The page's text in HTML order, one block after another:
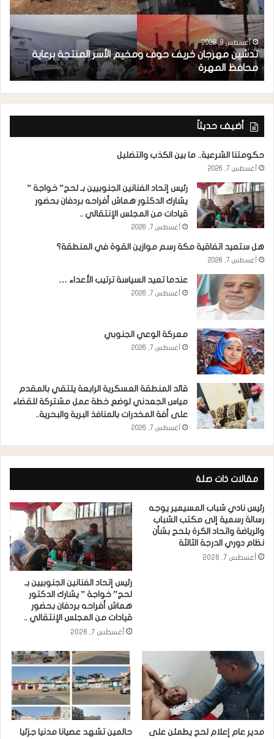
أغسطس 8, 2026
تدشين مهرجان خريف حوف ومخيم الأسر المنتجة برعاية
محافظ المهرة
أضيف حديثاً
حكومتنا الشرعية.. ما بين الكذب والتضليل
أغسطس 7, 2026
رئيس إتحاد الفنانين الجنوبيين بـ لحج” خواجة ”
يشارك الدكتور هماش أفراحه بردفان بحضور
قيادات من المجلس الإنتقالي ..
أغسطس 7, 2026
هل ستعيد اتفاقية مكة رسم موازين القوة في المنطقة؟
أغسطس 7, 2026
عندما تعيد السياسة ترتيب الأعداء …
أغسطس 7, 2026
معركة الوعي الجنوبي
أغسطس 7, 2026
قائد المنطقة العسكرية الرابعة يلتقي بالمقدم
مياس الجعدني لوضع خطة عمل مشتركة للقضاء
على أفة المخدرات بالمنافذ البرية والبحرية..
أغسطس 7, 2026
مقالات ذات صلة
رئيس نادي شباب المسيمير يوجه
رسالة رسمية إلى مكتب الشباب
والرياضة واتحاد الكرة بلحج بشأن
نظام دوري الدرجة الثالثة
أغسطس 7, 2026
رئيس إتحاد الفنانين الجنوبيين بـ
لحج” خواجة ” يشارك الدكتور
هماش أفراحه بردفان بحضور
قيادات من المجلس الإنتقالي ..
أغسطس 7, 2026
مدير عام إعلام لحج يطمئن على حالمين تشهد عصيانا مدنيا جزئيا